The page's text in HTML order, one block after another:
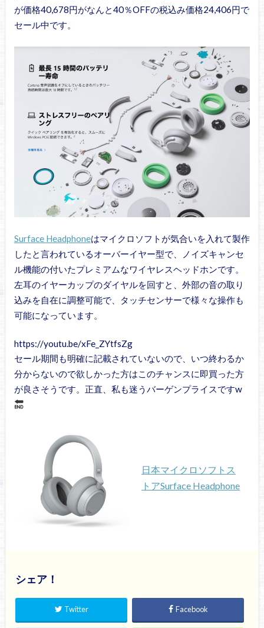
が価格40,678円がなんと40％OFFの税込み価格24,406円で
セール中です。
Surface Headphoneはマイクロソフトが気合いを入れて製作
したと言われているオーバーイヤー型で、ノイズキャンセ
ル機能の付いたプレミアムなワイヤレスヘッドホンです。
左耳のイヤーカップのダイヤルを回すと、外部の音の取り
込みを自在に調整可能で、タッチセンサーで様々な操作も
可能になっています。
https://youtu.be/xFe_ZYtfsZg
セール期間も明確に記載されていないので、いつ終わるか
分からないので欲しかった方はこのチャンスに即買った方
が良さそうです。正直、私も迷うバーゲンプライスですw
日本マイクロソフトス
トアSurface Headphone
シェア！
Twitter Facebook